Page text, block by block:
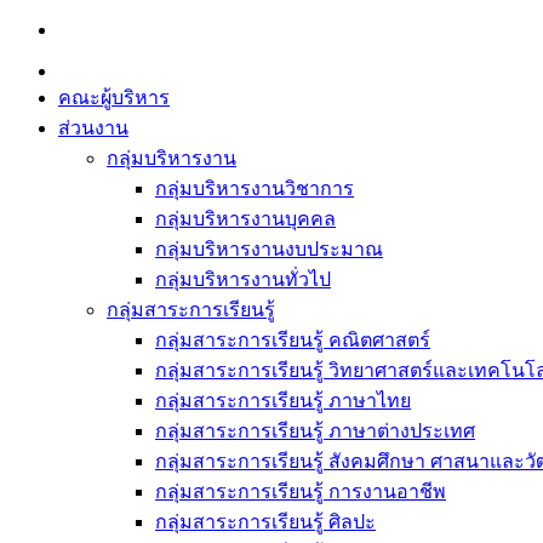
Skip
content
คณะผู้บริหาร
ส่วนงาน
กลุ่มบริหารงาน
กลุ่มบริหารงานวิชาการ
กลุ่มบริหารงานบุคคล
กลุ่มบริหารงานงบประมาณ
กลุ่มบริหารงานทั่วไป
กลุ่มสาระการเรียนรู้
กลุ่มสาระการเรียนรู้ คณิตศาสตร์
กลุ่มสาระการเรียนรู้ วิทยาศาสตร์และเทคโนโ
กลุ่มสาระการเรียนรู้ ภาษาไทย
กลุ่มสาระการเรียนรู้ ภาษาต่างประเทศ
กลุ่มสาระการเรียนรู้ สังคมศึกษา ศาสนาและ
กลุ่มสาระการเรียนรู้ การงานอาชีพ
กลุ่มสาระการเรียนรู้ ศิลปะ